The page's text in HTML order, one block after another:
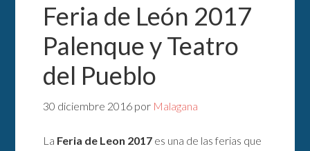
Feria de León 2017
Palenque y Teatro
del Pueblo
30 diciembre 2016 por Malagana
La Feria de Leon 2017 es una de las ferias que